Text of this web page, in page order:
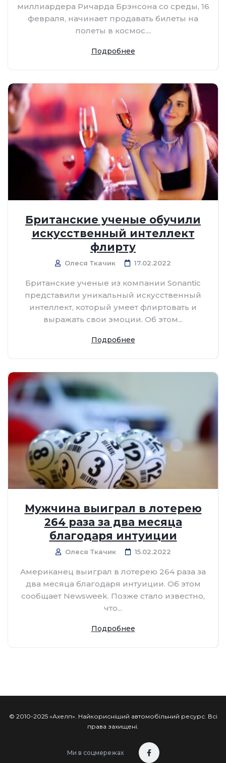
миллиардера Ричарда Брэнсона со среды, 16
февраля, начинает продавать билеты на
полеты в космос....
Подробнее
Британские ученые обучили
искусственный интеллект
флирту
Олеся Ткачик 17.02.2022
Британские ученые из компании Sonantic
представили уникальный искусственный
интеллект, который умеет флиртовать и
выражать свои эмоции. Об этом...
Подробнее
Мужчина выиграл в лотерею
264 раза за два месяца
благодаря интуиции
Олеся Ткачик 15.02.2022
Американец выиграл в лотерею 264 раза за
два месяца благодаря интуиции. Об этом
сообщает Newsweek. Позже стало известно,
что...
Подробнее
© 2010-2025 «Ахелп». Найкорисніший автомобільний ресурс. Всі
права захищені.
Ми в соцмережах